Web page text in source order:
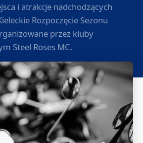
i atrakcje nadchodzących
Rozpoczęcie Sezonu
przez kluby
Steel Roses MC.